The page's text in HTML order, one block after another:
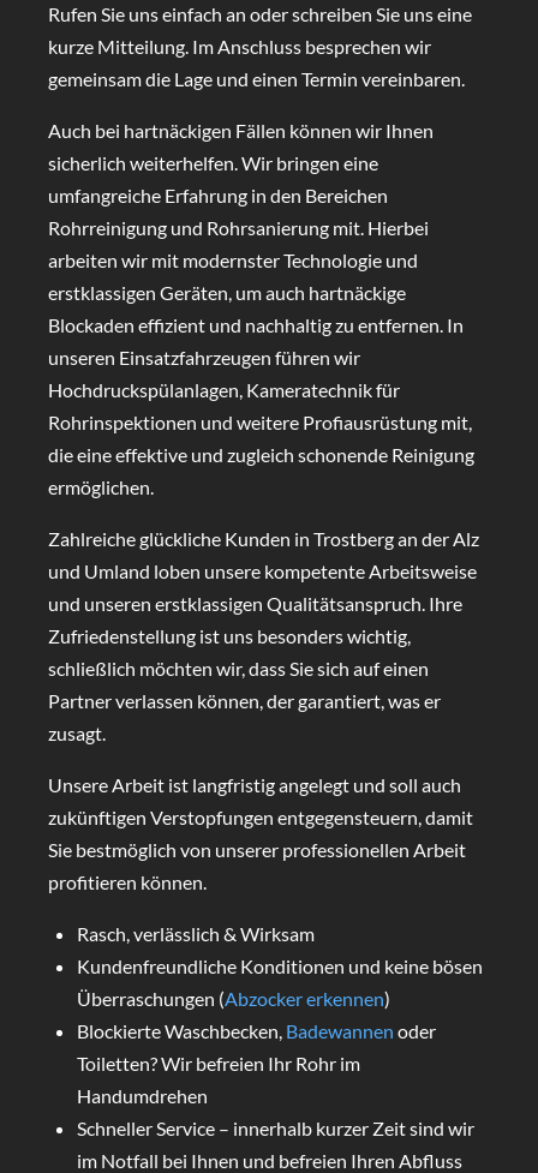
Rufen Sie uns einfach an oder schreiben Sie uns eine
kurze Mitteilung. Im Anschluss besprechen wir
gemeinsam die Lage und einen Termin vereinbaren.
Auch bei hartnäckigen Fällen können wir Ihnen
sicherlich weiterhelfen. Wir bringen eine
umfangreiche Erfahrung in den Bereichen
Rohrreinigung und Rohrsanierung mit. Hierbei
arbeiten wir mit modernster Technologie und
erstklassigen Geräten, um auch hartnäckige
Blockaden effizient und nachhaltig zu entfernen. In
unseren Einsatzfahrzeugen führen wir
Hochdruckspülanlagen, Kameratechnik für
Rohrinspektionen und weitere Profiausrüstung mit,
die eine effektive und zugleich schonende Reinigung
ermöglichen.
Zahlreiche glückliche Kunden in Trostberg an der Alz
und Umland loben unsere kompetente Arbeitsweise
und unseren erstklassigen Qualitätsanspruch. Ihre
Zufriedenstellung ist uns besonders wichtig,
schließlich möchten wir, dass Sie sich auf einen
Partner verlassen können, der garantiert, was er
zusagt.
Unsere Arbeit ist langfristig angelegt und soll auch
zukünftigen Verstopfungen entgegensteuern, damit
Sie bestmöglich von unserer professionellen Arbeit
profitieren können.
Rasch, verlässlich & Wirksam
Kundenfreundliche Konditionen und keine bösen
Überraschungen (Abzocker erkennen)
Blockierte Waschbecken, Badewannen oder
Toiletten? Wir befreien Ihr Rohr im
Handumdrehen
Schneller Service – innerhalb kurzer Zeit sind wir
im Notfall bei Ihnen und befreien Ihren Abfluss